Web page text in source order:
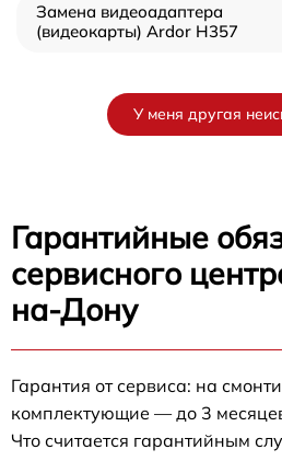
Замена видеоадаптера
(видеокарты) Ardor H357
У меня другая
Гарантийные
сервисного
на-Дону
Гарантия от сервиса: на
комплектующие — до 3
Что считается гарантийным